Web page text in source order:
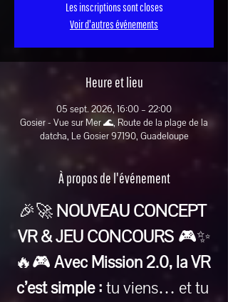
Les inscriptions sont closes
Voir d'autres événements
Heure et lieu
05 sept. 2026, 16:00 – 22:00
Gosier - Vue sur Mer 🌊, Route de la plage de la
datcha, Le Gosier 97190, Guadeloupe
À propos de l'événement
🎉🚀 NOUVEAU CONCEPT
VR & JEU CONCOURS 🎮✨
🔥🎮 Avec Mission 2.0, la VR
c’est simple : tu viens… et tu